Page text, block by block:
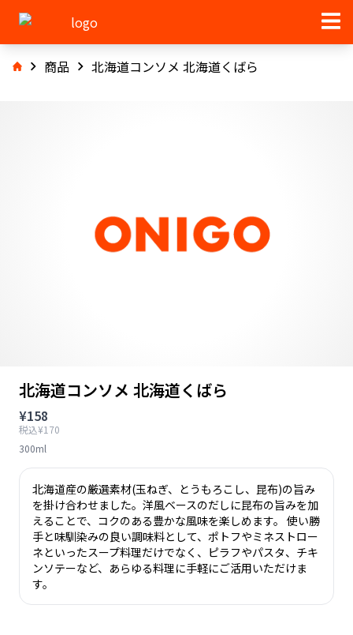
商品 北海道コンソメ 北海道くばら
北海道コンソメ 北海道くばら
¥158
税込¥170
300ml
北海道産の厳選素材(玉ねぎ、とうもろこし、昆布)の旨み
を掛け合わせました。洋風ベースのだしに昆布の旨みを加
えることで、コクのある豊かな風味を楽しめます。 使い勝
手と味馴染みの良い調味料として、ポトフやミネストロー
ネといったスープ料理だけでなく、ピラフやパスタ、チキ
ンソテーなど、あらゆる料理に手軽にご活用いただけま
す。